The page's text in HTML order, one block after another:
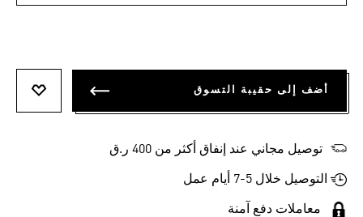
أضف إلى حقيبة التسوق
توصيل مجاني عند إنفاق أكثر من 400 ر.ق
التوصيل خلال 5-7 أيام عمل
معاملات دفع آمنة